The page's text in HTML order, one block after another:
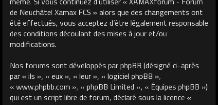
de Neuchâtel Xamax FCS » alors que des changements ont
été effectués, vous acceptez d’être légalement responsable
des conditions découlant des mises à jour et/ou
modifications.
Nos forums sont développés par phpBB (désigné ci-après
par « ils », « eux », « leur », « logiciel phpBB »,
« www.phpbb.com », « phpBB Limited », « Équipes phpBB »)
qui est un script libre de forum, déclaré sous la licence «